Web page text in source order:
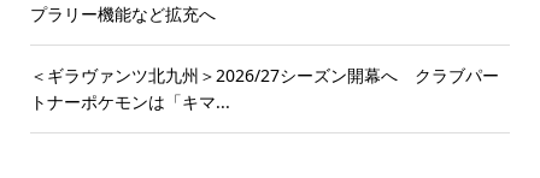
プラリー機能など拡充へ
＜ギラヴァンツ北九州＞2026/27シーズン開幕へ クラブパー
トナーポケモンは「キマ...